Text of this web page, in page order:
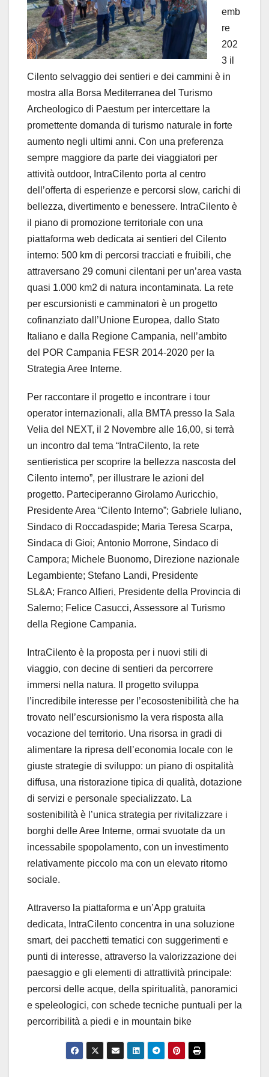
emb
re
202
3 il
Cilento selvaggio dei sentieri e dei cammini è in
mostra alla Borsa Mediterranea del Turismo
Archeologico di Paestum per intercettare la
promettente domanda di turismo naturale in forte
aumento negli ultimi anni. Con una preferenza
sempre maggiore da parte dei viaggiatori per
attività outdoor, IntraCilento porta al centro
dell’offerta di esperienze e percorsi slow, carichi di
bellezza, divertimento e benessere. IntraCilento è
il piano di promozione territoriale con una
piattaforma web dedicata ai sentieri del Cilento
interno: 500 km di percorsi tracciati e fruibili, che
attraversano 29 comuni cilentani per un’area vasta
quasi 1.000 km2 di natura incontaminata. La rete
per escursionisti e camminatori è un progetto
cofinanziato dall’Unione Europea, dallo Stato
Italiano e dalla Regione Campania, nell’ambito
del POR Campania FESR 2014-2020 per la
Strategia Aree Interne.
Per raccontare il progetto e incontrare i tour
operator internazionali, alla BMTA presso la Sala
Velia del NEXT, il 2 Novembre alle 16,00, si terrà
un incontro dal tema “IntraCilento, la rete
sentieristica per scoprire la bellezza nascosta del
Cilento interno”, per illustrare le azioni del
progetto. Parteciperanno Girolamo Auricchio,
Presidente Area “Cilento Interno”; Gabriele Iuliano,
Sindaco di Roccadaspide; Maria Teresa Scarpa,
Sindaca di Gioi; Antonio Morrone, Sindaco di
Campora; Michele Buonomo, Direzione nazionale
Legambiente; Stefano Landi, Presidente
SL&A; Franco Alfieri, Presidente della Provincia di
Salerno; Felice Casucci, Assessore al Turismo
della Regione Campania.
IntraCilento è la proposta per i nuovi stili di
viaggio, con decine di sentieri da percorrere
immersi nella natura. Il progetto sviluppa
l’incredibile interesse per l’ecosostenibilità che ha
trovato nell’escursionismo la vera risposta alla
vocazione del territorio. Una risorsa in gradi di
alimentare la ripresa dell’economia locale con le
giuste strategie di sviluppo: un piano di ospitalità
diffusa, una ristorazione tipica di qualità, dotazione
di servizi e personale specializzato. La
sostenibilità è l’unica strategia per rivitalizzare i
borghi delle Aree Interne, ormai svuotate da un
incessabile spopolamento, con un investimento
relativamente piccolo ma con un elevato ritorno
sociale.
Attraverso la piattaforma e un’App gratuita
dedicata, IntraCilento concentra in una soluzione
smart, dei pacchetti tematici con suggerimenti e
punti di interesse, attraverso la valorizzazione dei
paesaggio e gli elementi di attrattività principale:
percorsi delle acque, della spiritualità, panoramici
e speleologici, con schede tecniche puntuali per la
percorribilità a piedi e in mountain bike